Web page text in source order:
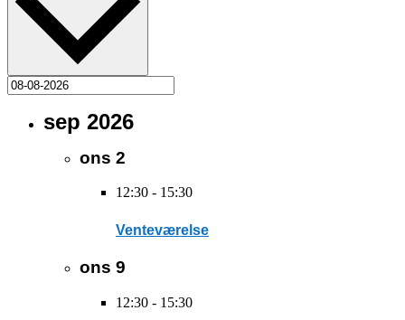
sep 2026
ons 2
12:30 - 15:30
Venteværelse
ons 9
12:30 - 15:30